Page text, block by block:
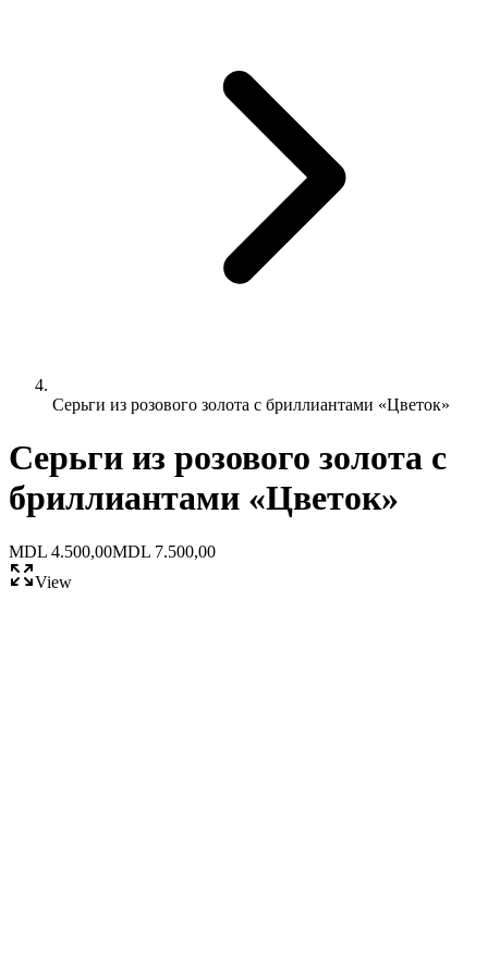
Серьги из розового золота с бриллиантами «Цветок»
Серьги из розового золота с
бриллиантами «Цветок»
MDL 4.500,00MDL 7.500,00
View